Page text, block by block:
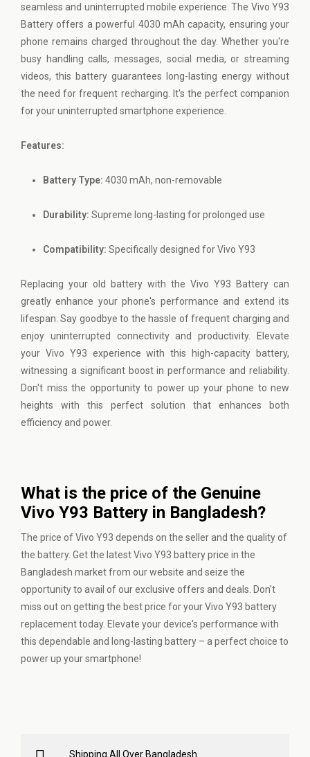
seamless and uninterrupted mobile experience. The Vivo Y93
Battery offers a powerful 4030 mAh capacity, ensuring your
phone remains charged throughout the day. Whether you're
busy handling calls, messages, social media, or streaming
videos, this battery guarantees long-lasting energy without
the need for frequent recharging. It's the perfect companion
for your uninterrupted smartphone experience.
Features:
Battery Type: 4030 mAh, non-removable
Durability: Supreme long-lasting for prolonged use
Compatibility: Specifically designed for Vivo Y93
Replacing your old battery with the Vivo Y93 Battery can
greatly enhance your phone's performance and extend its
lifespan. Say goodbye to the hassle of frequent charging and
enjoy uninterrupted connectivity and productivity. Elevate
your Vivo Y93 experience with this high-capacity battery,
witnessing a significant boost in performance and reliability.
Don't miss the opportunity to power up your phone to new
heights with this perfect solution that enhances both
efficiency and power.
What is the price of the Genuine
Vivo Y93 Battery in Bangladesh?
The price of Vivo Y93 depends on the seller and the quality of
the battery. Get the latest Vivo Y93 battery price in the
Bangladesh market from our website and seize the
opportunity to avail of our exclusive offers and deals. Don't
miss out on getting the best price for your Vivo Y93 battery
replacement today. Elevate your device's performance with
this dependable and long-lasting battery – a perfect choice to
power up your smartphone!
Shipping All Over Bangladesh